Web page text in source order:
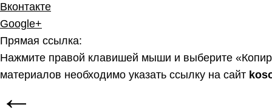
Вконтакте
Google+
Прямая ссылка:
Нажмите правой клавишей мыши и выберите
материалов необходимо указать ссылку на сайт
←